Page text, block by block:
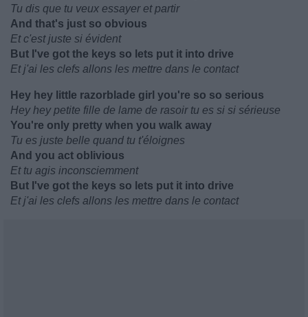
Tu dis que tu veux essayer et partir
And that's just so obvious
Et c'est juste si évident
But I've got the keys so lets put it into drive
Et j'ai les clefs allons les mettre dans le contact
Hey hey little razorblade girl you're so so serious
Hey hey petite fille de lame de rasoir tu es si si sérieuse
You're only pretty when you walk away
Tu es juste belle quand tu t'éloignes
And you act oblivious
Et tu agis inconsciemment
But I've got the keys so lets put it into drive
Et j'ai les clefs allons les mettre dans le contact